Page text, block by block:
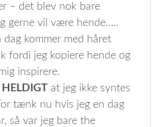
– det blev nok bare
gerne vil være hende…..
dag kommer med håret
fordi jeg kopiere hende og
inspirere.
HELDIGT at jeg ikke syntes
tænk nu hvis jeg en dag
så var jeg bare the